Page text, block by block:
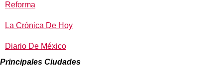
Reforma
La Crónica De Hoy
Diario De México
Principales Ciudades